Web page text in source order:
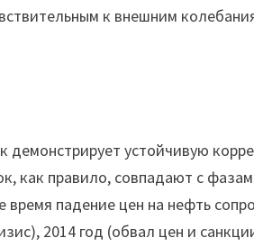
к внешним
демонстрирует устойчивую
как правило, совпадают с
падение цен на нефть
2014 год (обвал цен и